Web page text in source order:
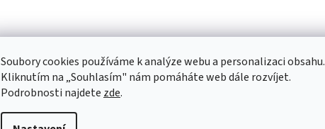
Soubory cookies používáme k analýze webu a personalizaci obsahu.
Kliknutím na „Souhlasím" nám pomáháte web dále rozvíjet.
Podrobnosti najdete zde.